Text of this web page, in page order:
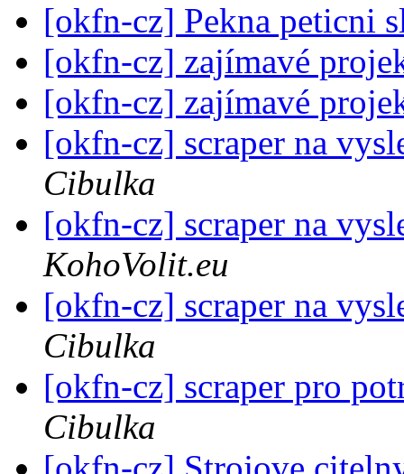
[okfn-cz] Pekna peticni
[okfn-cz] zajímavé
[okfn-cz] zajímavé
[okfn-cz] scraper na
Cibulka
[okfn-cz] scraper na
KohoVolit.eu
[okfn-cz] scraper na
Cibulka
[okfn-cz] scraper pro
Cibulka